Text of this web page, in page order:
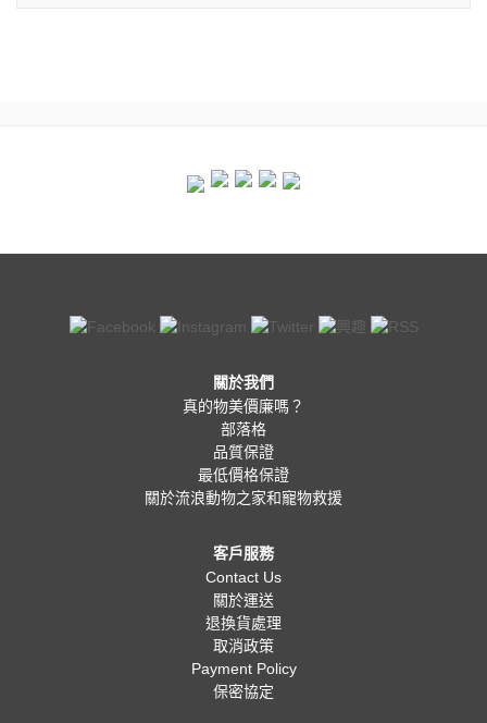
關於我們
真的物美價廉嗎？
部落格
品質保證
最低價格保證
關於流浪動物之家和寵物救援
客戶服務
Contact Us
關於運送
退換貨處理
取消政策
Payment Policy
保密協定